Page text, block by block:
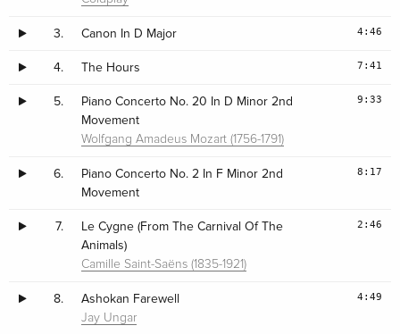
3. Canon In D Major 4:46
4. The Hours 7:41
5.
Piano Concerto No. 20 In D Minor 2nd
Movement
Wolfgang Amadeus Mozart (1756-1791)
9:33
6.
Piano Concerto No. 2 In F Minor 2nd
Movement
8:17
7.
Le Cygne (From The Carnival Of The
Animals)
Camille Saint-Saëns (1835-1921)
2:46
8. Ashokan Farewell
Jay Ungar
4:49